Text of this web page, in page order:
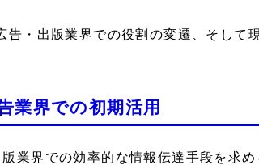
告・出版業界での役割の変遷、そして
業界での初期活用
業界での効率的な情報伝達手段を求